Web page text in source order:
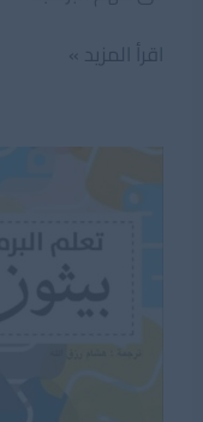
كتاب
اقرأ المزيد »